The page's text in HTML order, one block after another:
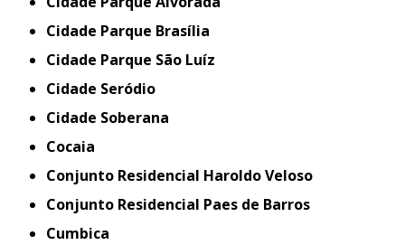
Cidade Parque Brasília
Cidade Parque São Luíz
Cidade Seródio
Cidade Soberana
Cocaia
Conjunto Residencial Haroldo Veloso
Conjunto Residencial Paes de Barros
Cumbica